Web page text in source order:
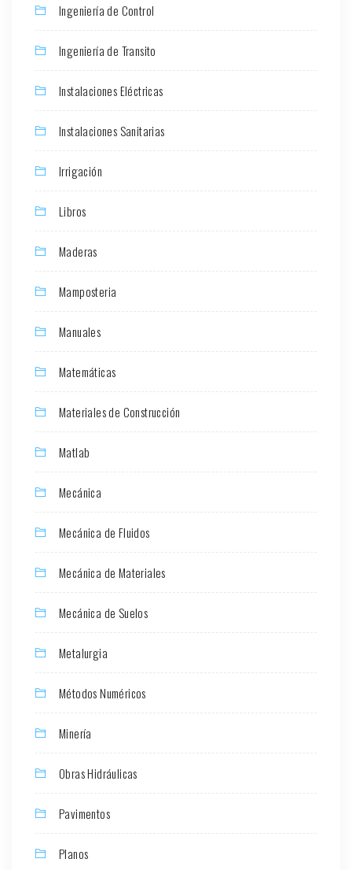
Ingeniería de Control
Ingeniería de Transito
Instalaciones Eléctricas
Instalaciones Sanitarias
Irrigación
Libros
Maderas
Mamposteria
Manuales
Matemáticas
Materiales de Construcción
Matlab
Mecánica
Mecánica de Fluidos
Mecánica de Materiales
Mecánica de Suelos
Metalurgia
Métodos Numéricos
Minería
Obras Hidráulicas
Pavimentos
Planos